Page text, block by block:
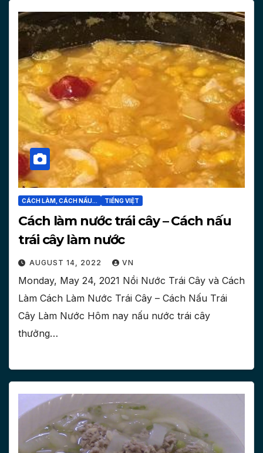
CÁCH LÀM, CÁCH NẤU... TIẾNG VIỆT
Cách làm nước trái cây – Cách nấu
trái cây làm nước
AUGUST 14, 2022 VN
Monday, May 24, 2021 Nồi Nước Trái Cây và Cách
Làm Cách Làm Nước Trái Cây – Cách Nấu Trái
Cây Làm Nước Hôm nay nấu nước trái cây
thưởng…